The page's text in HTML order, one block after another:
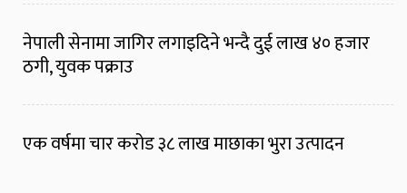
नेपाली सेनामा जागिर लगाइदिने भन्दै दुई लाख ४० हजार
ठगी, युवक पक्राउ
एक वर्षमा चार करोड ३८ लाख माछाका भुरा उत्पादन